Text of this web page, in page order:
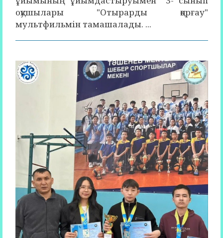
оқушылары "Отырарды қорғау"
мультфильмін тамашалады. ...